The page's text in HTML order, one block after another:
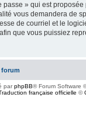
passe » qui est
vous demandera de
de courriel et le
que vous puissiez
parphpBB® Forum Software
française officielle ©